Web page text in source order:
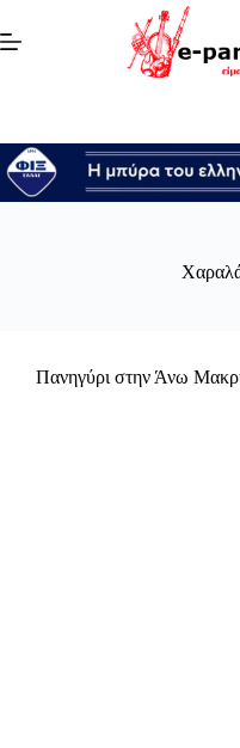
στο
περιεχόμενο
Πανηγύρι στην Άνω